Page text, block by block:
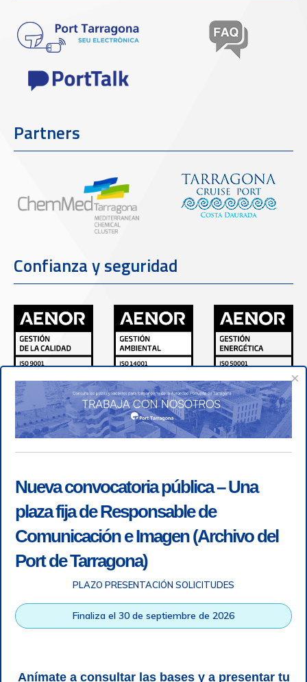
Partners
Confianza y seguridad
grabación telefónica
| SGSI |
Login
Autoridad Portuaria de Tarragona © Todos los derechos
×
Nueva convocatoria pública – Una
plaza fija de Responsable de
Comunicación e Imagen (Archivo del
Port de Tarragona)
PLAZO PRESENTACIÓN SOLICITUDES
Finaliza el 30 de septiembre de 2026
Anímate a consultar las bases y a presentar tu